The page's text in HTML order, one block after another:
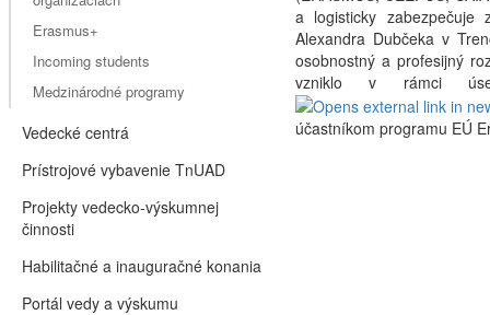
a logisticky zabezpečuje
Alexandra Dubčeka v
osobnostný a profesijný
vzniklo v rámci
účastníkom programu EÚ
Erasmus+
Incoming students
Medzinárodné programy
Vedecké centrá
Prístrojové vybavenie TnUAD
Projekty vedecko-výskumnej
činnosti
Habilitačné a inauguračné konania
Portál vedy a výskumu